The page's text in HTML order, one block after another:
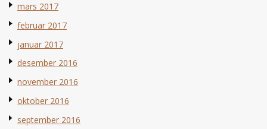
mars 2017
februar 2017
januar 2017
desember 2016
november 2016
oktober 2016
september 2016